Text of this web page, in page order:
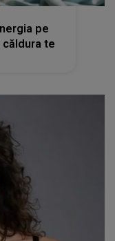
pe
căldura te